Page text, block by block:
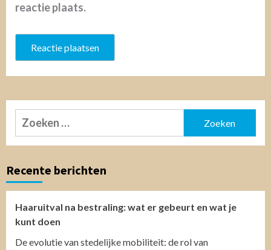
reactie plaats.
Zoeken
naar:
Recente berichten
Haaruitval na bestraling: wat er gebeurt en wat je
kunt doen
De evolutie van stedelijke mobiliteit: de rol van